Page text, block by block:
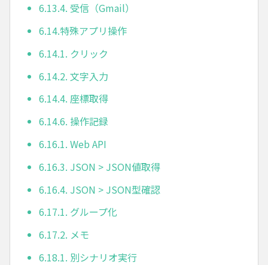
6.13.4. 受信（Gmail）
6.14.特殊アプリ操作
6.14.1. クリック
6.14.2. 文字入力
6.14.4. 座標取得
6.14.6. 操作記録
6.16.1. Web API
6.16.3. JSON > JSON値取得
6.16.4. JSON > JSON型確認
6.17.1. グループ化
6.17.2. メモ
6.18.1. 別シナリオ実行